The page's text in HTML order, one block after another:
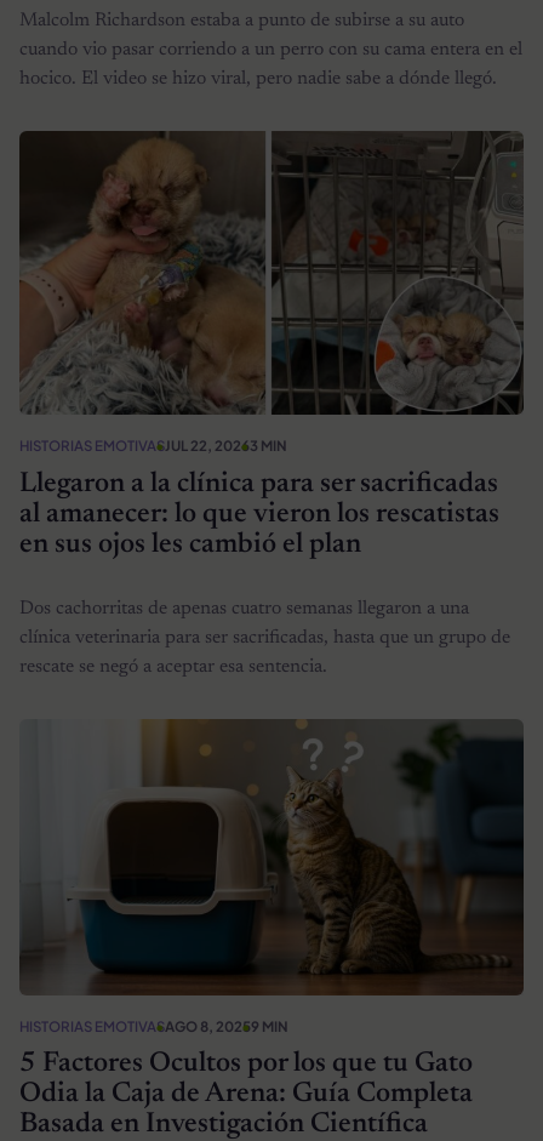
Malcolm Richardson estaba a punto de subirse a su auto
cuando vio pasar corriendo a un perro con su cama entera en el
hocico. El video se hizo viral, pero nadie sabe a dónde llegó.
HISTORIAS EMOTIVASJUL 22, 20263 MIN
Llegaron a la clínica para ser sacrificadas
al amanecer: lo que vieron los rescatistas
en sus ojos les cambió el plan
Dos cachorritas de apenas cuatro semanas llegaron a una
clínica veterinaria para ser sacrificadas, hasta que un grupo de
rescate se negó a aceptar esa sentencia.
HISTORIAS EMOTIVASAGO 8, 20259 MIN
5 Factores Ocultos por los que tu Gato
Odia la Caja de Arena: Guía Completa
Basada en Investigación Científica